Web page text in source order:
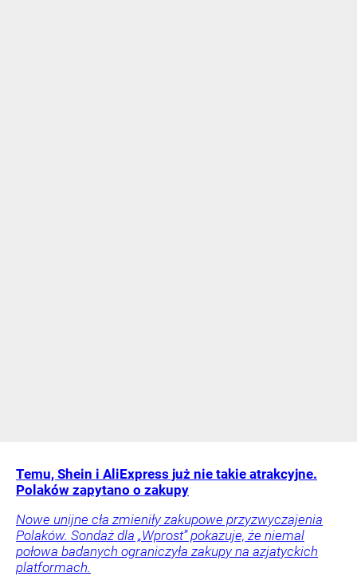
Temu, Shein i AliExpress już nie takie atrakcyjne.
Polaków zapytano o zakupy
Nowe unijne cła zmieniły zakupowe przyzwyczajenia
Polaków. Sondaż dla „Wprost” pokazuje, że niemal
połowa badanych ograniczyła zakupy na azjatyckich
platformach.